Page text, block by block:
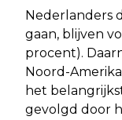
Nederlanders
gaan, blijven
procent).
Noord-
het
gevolgd door